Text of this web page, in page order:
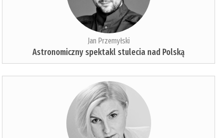
Jan Przemyłski
Astronomiczny spektakl stulecia nad Polską